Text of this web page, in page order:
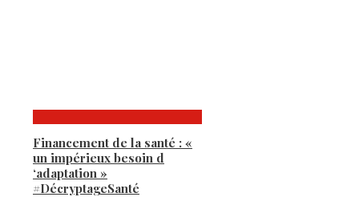
Financement de la santé : «
un impérieux besoin d
‘adaptation »
#DécryptageSanté